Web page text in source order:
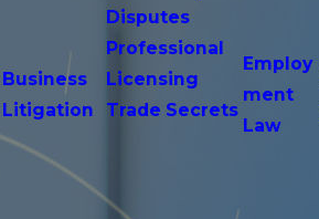
Business
Litigation
Disputes
Professional
Licensing
Trade Secrets
Employ
ment
Law